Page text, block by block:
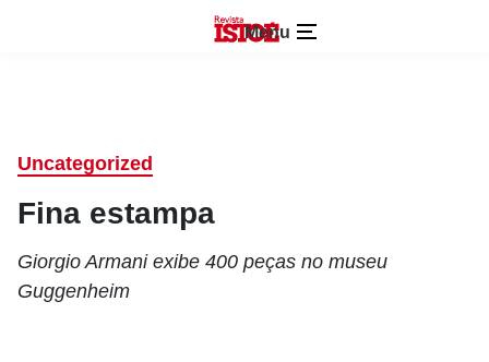
Menu
Uncategorized
Fina estampa
Giorgio Armani exibe 400 peças no museu
Guggenheim